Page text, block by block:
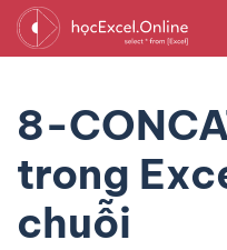
8-
trong
chuỗi